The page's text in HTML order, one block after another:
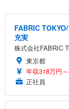
FABRIC
充実
株式会社FABRIC
東京都
年収318万円
正社員